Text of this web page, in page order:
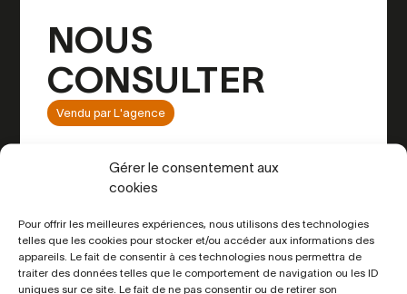
Gérer le consentement aux
cookies
Pour offrir les meilleures expériences, nous utilisons des technologies
telles que les cookies pour stocker et/ou accéder aux informations des
appareils. Le fait de consentir à ces technologies nous permettra de
traiter des données telles que le comportement de navigation ou les ID
uniques sur ce site. Le fait de ne pas consentir ou de retirer son
NOUS
CONSULTER
Vendu par L'agence
Ce bien vous plait ?
02 98 65 13 13